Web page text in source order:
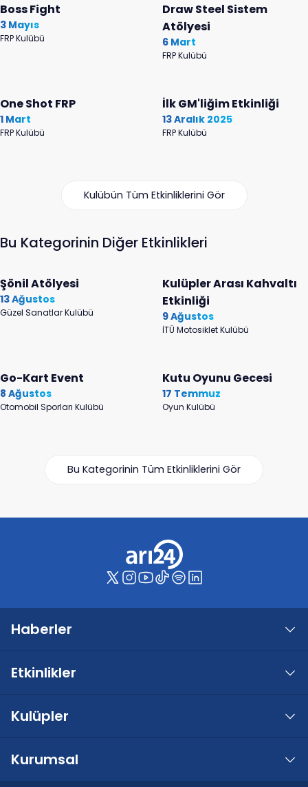
Boss Fight
3 Mayıs
FRP Kulübü
Draw Steel Sistem
Atölyesi
6 Mart
FRP Kulübü
One Shot FRP
1 Mart
FRP Kulübü
İlk GM'liğim Etkinliği
13 Aralık 2025
FRP Kulübü
Kulübün Tüm Etkinliklerini Gör
Bu Kategorinin Diğer Etkinlikleri
Şönil Atölyesi
13 Ağustos
Güzel Sanatlar Kulübü
Kulüpler Arası Kahvaltı
Etkinliği
9 Ağustos
İTÜ Motosiklet Kulübü
Go-Kart Event
8 Ağustos
Otomobil Sporları Kulübü
Kutu Oyunu Gecesi
17 Temmuz
Oyun Kulübü
Bu Kategorinin Tüm Etkinliklerini Gör
Haberler
Etkinlikler
Kulüpler
Kurumsal